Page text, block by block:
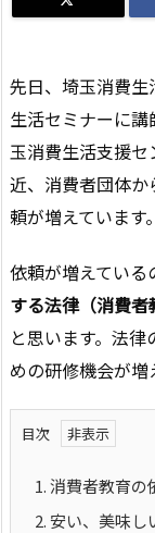
先日、埼玉消費
生活セミナーに
玉消費生活支援
近、消費者団体か
頼が増えています。
依頼が増えてい
する法律（消費者
と思います。法
めの研修機会が増
目次
1.消費者教育の
2.安い、美味し